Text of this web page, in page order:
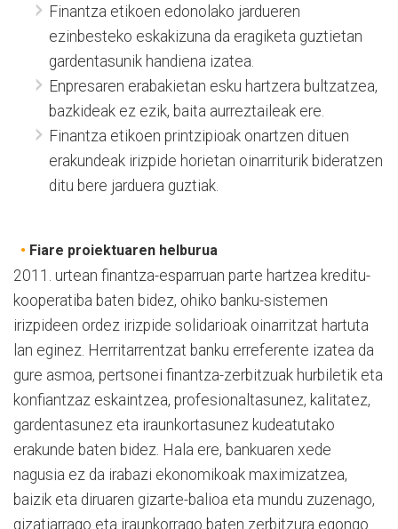
Finantza etikoen edonolako jardueren
ezinbesteko eskakizuna da eragiketa guztietan
gardentasunik handiena izatea.
Enpresaren erabakietan esku hartzera bultzatzea,
bazkideak ez ezik, baita aurreztaileak ere.
Finantza etikoen printzipioak onartzen dituen
erakundeak irizpide horietan oinarriturik bideratzen
ditu bere jarduera guztiak.
• Fiare proiektuaren helburua
2011. urtean finantza-esparruan parte hartzea kreditu-
kooperatiba baten bidez, ohiko banku-sistemen
irizpideen ordez irizpide solidarioak oinarritzat hartuta
lan eginez. Herritarrentzat banku erreferente izatea da
gure asmoa, pertsonei finantza-zerbitzuak hurbiletik eta
konfiantzaz eskaintzea, profesionaltasunez, kalitatez,
gardentasunez eta iraunkortasunez kudeatutako
erakunde baten bidez. Hala ere, bankuaren xede
nagusia ez da irabazi ekonomikoak maximizatzea,
baizik eta diruaren gizarte-balioa eta mundu zuzenago,
gizatiarrago eta iraunkorrago baten zerbitzura egongo